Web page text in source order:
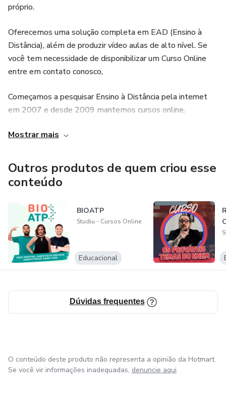
próprio.
Oferecemos uma solução completa em EAD (Ensino à
Distância), além de produzir vídeo aulas de alto nível. Se
você tem necessidade de disponibilizar um Curso Online
entre em contato conosco,
Começamos a pesquisar Ensino à Distância pela internet
em 2007 e desde 2009 mantemos cursos online.
Nesse período tivemos mais de 30 milhões de
assistindo nossas vídeo aulas.
Desde 2009 já gravamos mais de 6.000 vídeo aulas com
Mostrar mais
Outros produtos de quem criou esse
conteúdo
BIOATP
Studiu - Cursos Online
Educacional
Dúvidas frequentes
O conteúdo deste produto não representa a opinião da Hotmart.
Se você vir informações inadequadas, denuncie aqui